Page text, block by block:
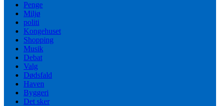
Penge
Miljø
politi
Kongehuset
Shopping
Musik
Debat
Valg
Dødsfald
Haven
Byggeri
Det sker